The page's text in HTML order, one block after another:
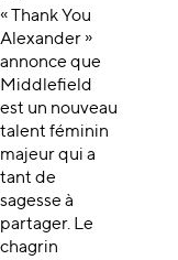
« Thank You
Alexander »
annonce que
Middlefield
est un nouveau
talent féminin
majeur qui a
tant de
sagesse à
partager. Le
chagrin